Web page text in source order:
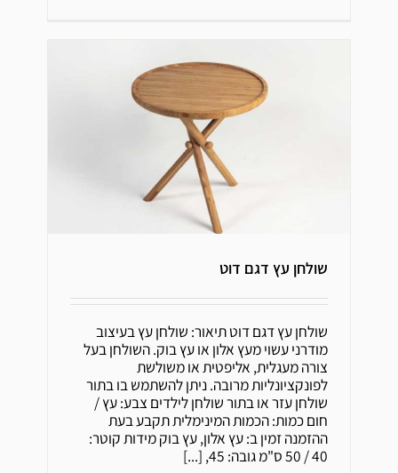
שולחן עץ דגם דוט
שולחן עץ דגם דוט
שולחן עץ דגם דוט תיאור: שולחן עץ בעיצוב
מודרני עשוי מעץ אלון או עץ בוק. השולחן בעל
צורה מעגלית, אליפטית או משולשת
לפונקציונליות מרובה. ניתן להשתמש בו בתור
שולחן עזר או בתור שולחן לילדים צבע: עץ /
חום כמות: הכמות המינימלית תקבע בעת
ההזמנה זמין ב: עץ אלון, עץ בוק מידות קוטר:
40 / 50 ס"מ גובה: 45,
[...]